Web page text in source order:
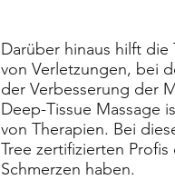
Darüber hinaus hilft
von Verletzungen, bei
der Verbesserung der
Deep-Tissue Massage
von Therapien. Bei
Tree zertifizierten
Schmerzen haben.